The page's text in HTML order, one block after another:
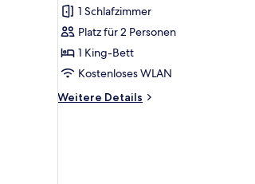
1 King-
Bett
anzeigen
1 Schlafzimmer
Platz für 2 Personen
1 King-Bett
Kostenloses WLAN
Weitere Details
Weitere